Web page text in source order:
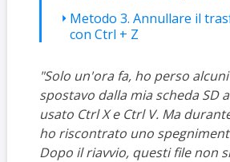
Metodo 3. Annullare il
con Ctrl + Z
"Solo un'ora fa, ho perso
spostavo dalla mia scheda SD
usato Ctrl X e Ctrl V. Ma
ho riscontrato uno
Dopo il riavvio, questi file non